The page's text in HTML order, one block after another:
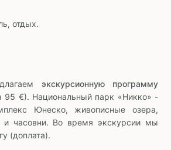
отдых.
экскурсионную программу
95 €). Национальный парк «Никко» -
Юнеско, живописные озера,
и часовни. Во время экскурсии мы
(доплата).